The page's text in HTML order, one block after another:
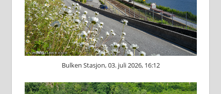
Bulken Stasjon, 03. juli 2026, 16:12